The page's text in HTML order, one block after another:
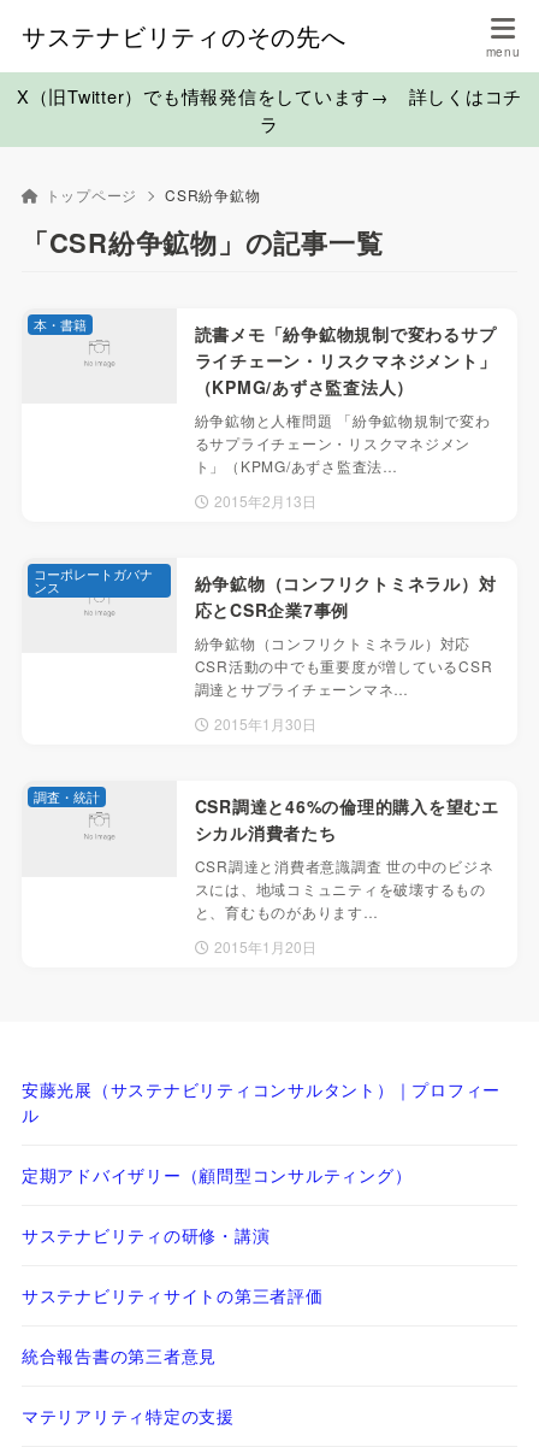
サステナビリティのその先へ
X（旧Twitter）でも情報発信をしています→ 詳しくはコチ
ラ
トップページ CSR紛争鉱物
「CSR紛争鉱物」の記事一覧
読書メモ「紛争鉱物規制で変わるサプ
ライチェーン・リスクマネジメント」
（KPMG/あずさ監査法人）
紛争鉱物と人権問題 「紛争鉱物規制で変わ
るサプライチェーン・リスクマネジメン
ト」（KPMG/あずさ監査法…
2015年2月13日
本・書籍
紛争鉱物（コンフリクトミネラル）対
応とCSR企業7事例
紛争鉱物（コンフリクトミネラル）対応
CSR活動の中でも重要度が増しているCSR
調達とサプライチェーンマネ…
2015年1月30日
コーポレートガバナ
ンス
CSR調達と46%の倫理的購入を望むエ
シカル消費者たち
CSR調達と消費者意識調査 世の中のビジネ
スには、地域コミュニティを破壊するもの
と、育むものがあります…
2015年1月20日
調査・統計
安藤光展（サステナビリティコンサルタント）｜プロフィー
ル
定期アドバイザリー（顧問型コンサルティング）
サステナビリティの研修・講演
サステナビリティサイトの第三者評価
統合報告書の第三者意見
マテリアリティ特定の支援